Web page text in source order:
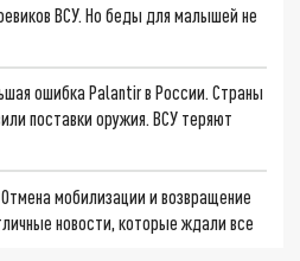
ВСУ. Но беды для малышей не
ошибка Palantir в России. Страны
поставки оружия. ВСУ теряют
мобилизации и возвращение
новости, которые ждали все